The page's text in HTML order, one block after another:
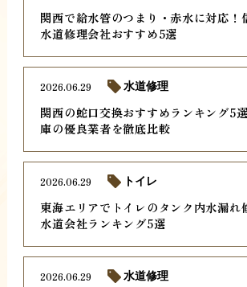
関西で給水管のつまり・赤水に対応！
水道修理会社おすすめ5選
関西の蛇口交換おすすめランキング5
庫の優良業者を徹底比較
2026.06.29 水道修理
東海エリアでトイレのタンク内水漏れ
水道会社ランキング5選
2026.06.29 トイレ
2026.06.29 水道修理